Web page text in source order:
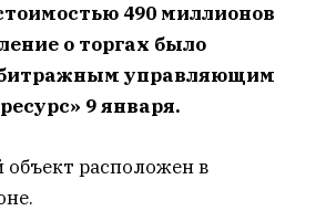
490 миллионов
о торгах было
управляющим
9 января.
расположен в